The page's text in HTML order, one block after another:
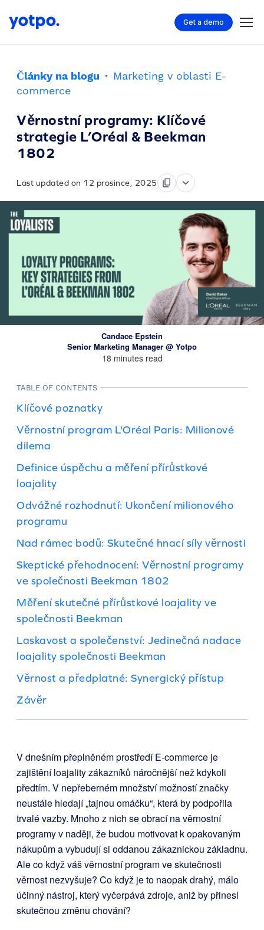
Get a demo
Články na blogu · Marketing v oblasti E-
commerce
Věrnostní programy: Klíčové
strategie L’Oréal & Beekman
1802
Last updated on 12 prosince, 2025
Candace Epstein
Senior Marketing Manager @ Yotpo
18 minutes read
TABLE OF CONTENTS
Klíčové poznatky
Věrnostní program L'Oréal Paris: Milionové
dilema
Definice úspěchu a měření přírůstkové
loajality
Odvážné rozhodnutí: Ukončení milionového
programu
Nad rámec bodů: Skutečné hnací síly věrnosti
Skeptické přehodnocení: Věrnostní programy
ve společnosti Beekman 1802
Měření skutečné přírůstkové loajality ve
společnosti Beekman
Laskavost a společenství: Jedinečná nadace
loajality společnosti Beekman
Věrnost a předplatné: Synergický přístup
Závěr
V dnešním přeplněném prostředí E-commerce je
zajištění loajality zákazníků náročnější než kdykoli
předtím. V nepřeberném množství možností značky
neustále hledají „tajnou omáčku“, která by podpořila
trvalé vazby. Mnoho z nich se obrací na věrnostní
programy v naději, že budou motivovat k opakovaným
nákupům a vybudují si oddanou zákaznickou základnu.
Ale co když váš věrnostní program ve skutečnosti
věrnost nezvyšuje? Co když je to naopak drahý, málo
účinný nástroj, který vyčerpává zdroje, aniž by přinesl
skutečnou změnu chování?